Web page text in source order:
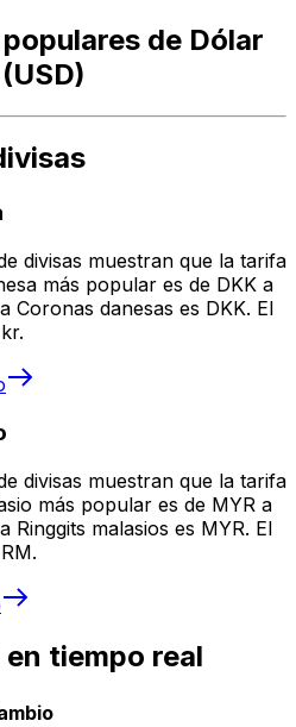
de Dólar
divisas muestran que la tarifa
más popular es de DKK a
Coronas danesas es DKK. El
divisas muestran que la tarifa
más popular es de MYR a
Ringgits malasios es MYR. El
tiempo real